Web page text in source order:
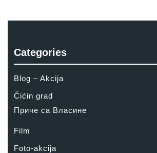
Categories
Blog – Akcija
Čićin grad
Приче са Власине
Film
Foto-akcija